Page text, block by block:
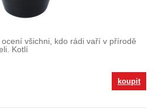
všichni, kdo rádi vaří v přírodě
Kotlí
koupit